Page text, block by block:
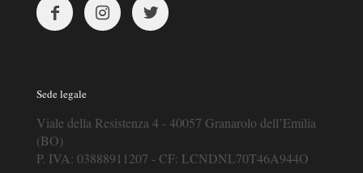
Sede legale
Viale della Resistenza 4 - 40057 Granarolo dell’Emilia
(BO)
P. IVA: 03888911207 - CF: LCNDNL70T46A944O